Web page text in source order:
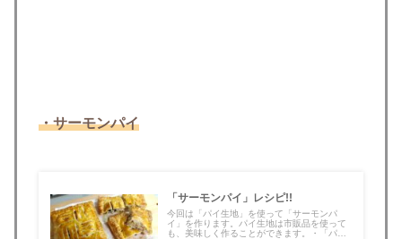
・サーモンパイ
「サーモンパイ」レシピ!!
今回は「パイ生地」を使って「サーモンパ
イ」を作ります。パイ生地は市販品を使って
も、美味しく作ることができます。・「パイ